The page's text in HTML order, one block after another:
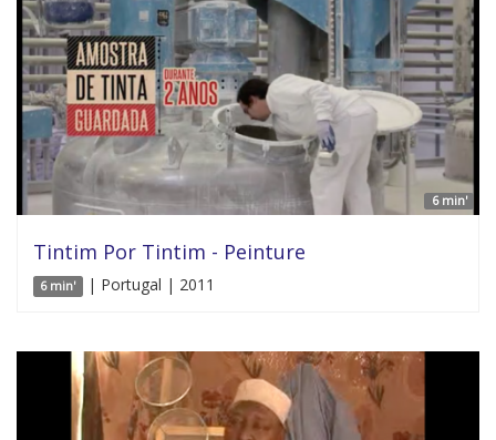
6 min'
Tintim Por Tintim - Peinture
6 min' | Portugal | 2011